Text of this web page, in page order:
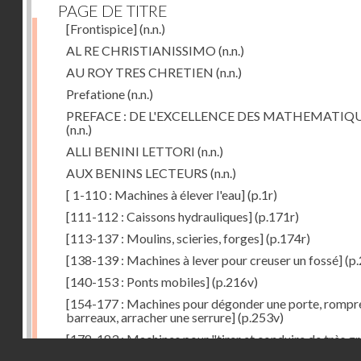
PAGE DE TITRE
[Frontispice](n.n.)
AL RE CHRISTIANISSIMO (n.n.)
AU ROY TRES CHRETIEN (n.n.)
Prefatione(n.n.)
PREFACE : DE L'EXCELLENCE DES
(n.n.)
ALLI BENINI LETTORI (n.n.)
AUX BENINS LECTEURS (n.n.)
[ 1-110 : Machines à élever l'eau](p.1r)
[111-112 : Caissons hydrauliques](p.171r)
[113-137 : Moulins, scieries, forges](p.174r)
[138-139 : Machines à lever pour creuser un fossé]
[140-153 : Ponts mobiles](p.216v)
[154-177 : Machines pour dégonder une porte,
barreaux, arracher une serrure](p.253v)
[178-183 : Machines pour "tirer et conduire de très